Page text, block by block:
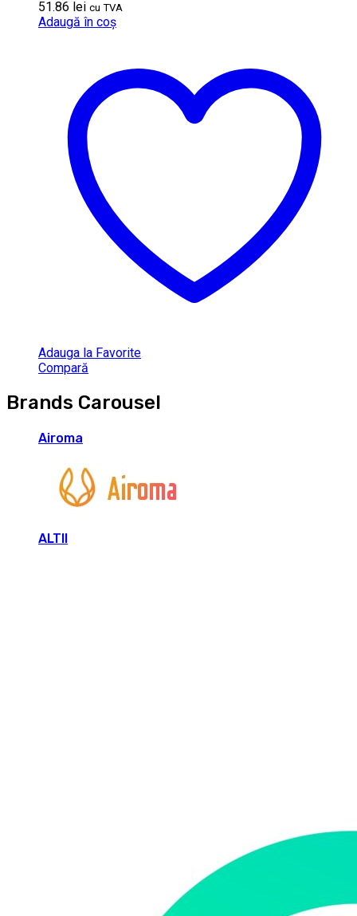
51.86 lei cu TVA
Adaugă în coș
Adauga la Favorite
Compară
Brands Carousel
Airoma
ALTII